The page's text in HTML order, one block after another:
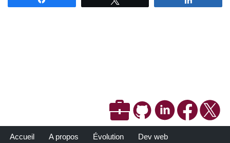
Accueil A propos Évolution Dev web